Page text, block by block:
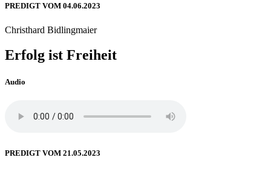
PREDIGT VOM 04.06.2023
Christhard Bidlingmaier
Erfolg ist Freiheit
Audio
PREDIGT VOM 21.05.2023